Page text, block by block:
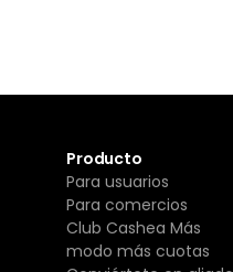
Producto
Para usuarios
Para comercios
Club Cashea Más
modo más cuotas